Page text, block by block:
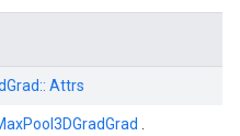
Attrs